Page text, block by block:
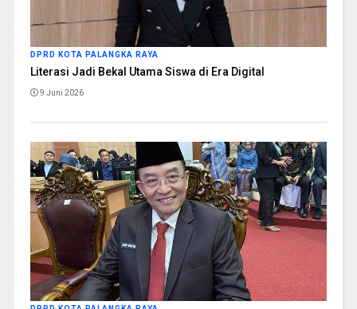
DPRD KOTA PALANGKA RAYA
Literasi Jadi Bekal Utama Siswa di Era Digital
9 Juni 2026